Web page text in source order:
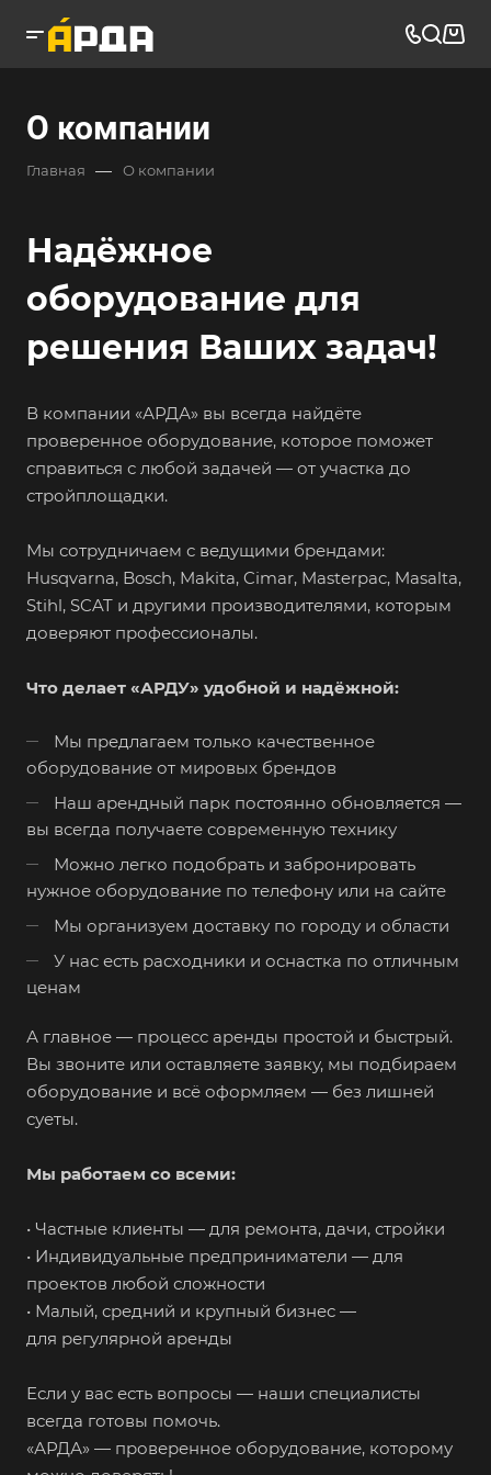
О компании
Главная — О компании
Надёжное
оборудование для
решения Ваших задач!
В компании «АРДА» вы всегда найдёте
проверенное оборудование, которое поможет
справиться с любой задачей — от участка до
стройплощадки.
Мы сотрудничаем с ведущими брендами:
Husqvarna, Bosch, Makita, Cimar, Masterpac, Masalta,
Stihl, SCAT и другими производителями, которым
доверяют профессионалы.
Что делает «АРДУ» удобной и надёжной:
Мы предлагаем только качественное
оборудование от мировых брендов
Наш арендный парк постоянно обновляется —
вы всегда получаете современную технику
Можно легко подобрать и забронировать
нужное оборудование по телефону или на сайте
Мы организуем доставку по городу и области
У нас есть расходники и оснастка по отличным
ценам
А главное — процесс аренды простой и быстрый.
Вы звоните или оставляете заявку, мы подбираем
оборудование и всё оформляем — без лишней
суеты.
Мы работаем со всеми:
• Частные клиенты — для ремонта, дачи, стройки
• Индивидуальные предприниматели — для
проектов любой сложности
• Малый, средний и крупный бизнес —
для регулярной аренды
Если у вас есть вопросы — наши специалисты
всегда готовы помочь.
«АРДА» — проверенное оборудование, которому